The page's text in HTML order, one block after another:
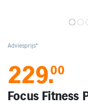
Kids en Baby
Persoonlijke
Onderweg en Reizen
Focus Fitness
229.00
Adviesprijs*